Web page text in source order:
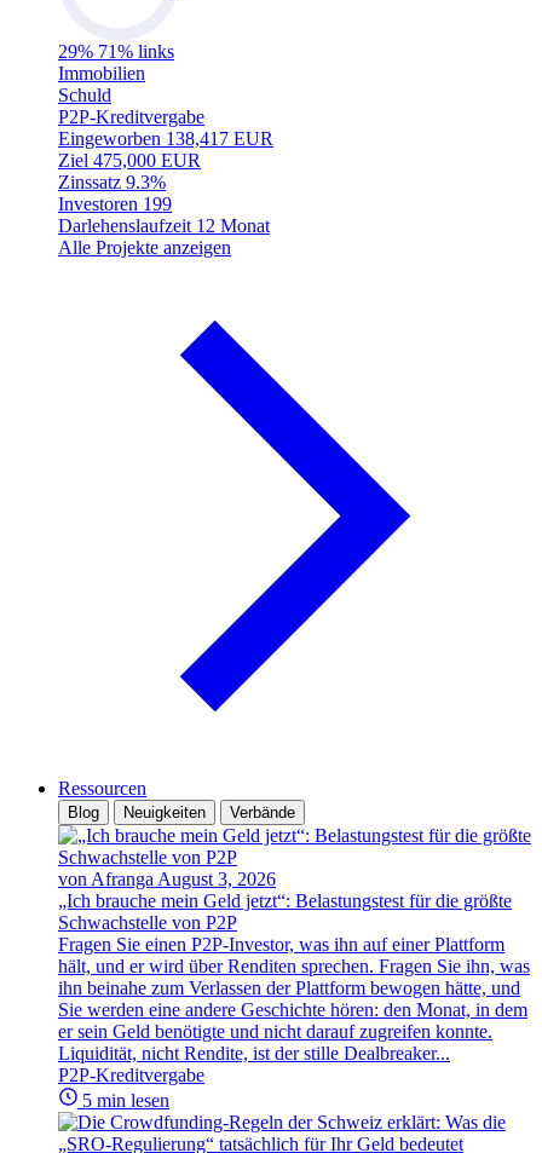
29% 71% links
Immobilien
Schuld
P2P-Kreditvergabe
Eingeworben 138,417 EUR
Ziel 475,000 EUR
Zinssatz 9.3%
Investoren 199
Darlehenslaufzeit 12 Monat
Alle Projekte anzeigen
Ressourcen
Blog Neuigkeiten Verbände
von Afranga August 3, 2026
„Ich brauche mein Geld jetzt“: Belastungstest für die größte
Schwachstelle von P2P
Fragen Sie einen P2P-Investor, was ihn auf einer Plattform
hält, und er wird über Renditen sprechen. Fragen Sie ihn, was
ihn beinahe zum Verlassen der Plattform bewogen hätte, und
Sie werden eine andere Geschichte hören: den Monat, in dem
er sein Geld benötigte und nicht darauf zugreifen konnte.
Liquidität, nicht Rendite, ist der stille Dealbreaker...
P2P-Kreditvergabe
5 min lesen